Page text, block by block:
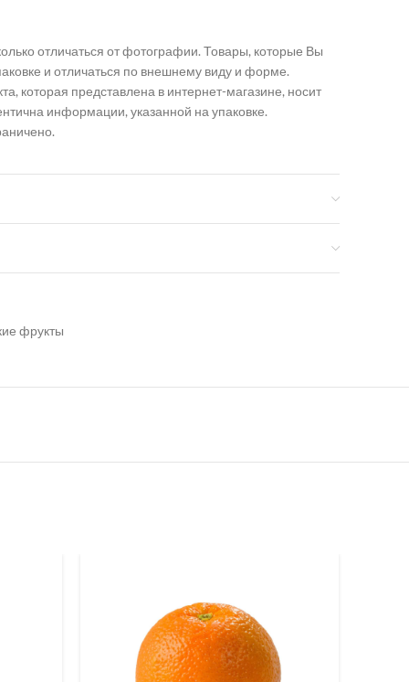
отличаться от фотографии. Товары, которые Вы
и отличаться по внешнему виду и форме.
которая представлена в интернет-магазине, носит
информации, указанной на упаковке.
фрукты